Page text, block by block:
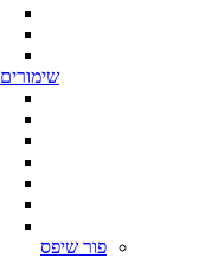
שימורים
פור שיפס